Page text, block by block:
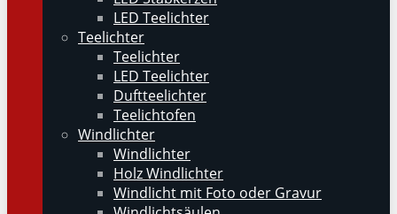
LED Teelichter
Teelichter
Teelichter
LED Teelichter
Duftteelichter
Teelichtofen
Windlichter
Windlichter
Holz Windlichter
Windlicht mit Foto oder Gravur